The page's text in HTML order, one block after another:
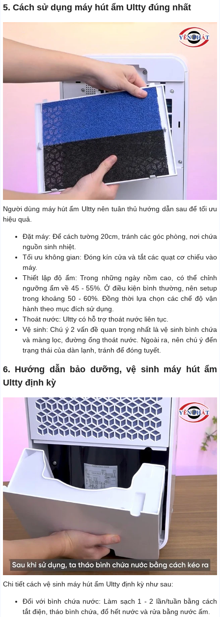
5. Cách sử dụng máy hút ẩm Ultty đúng nhất
Người dùng máy hút ẩm Ultty nên tuân thủ hướng dẫn sau để tối ưu
hiệu quả.
Đặt máy: Để cách tường 20cm, tránh các góc phòng, nơi chứa
nguồn sinh nhiệt.
Tối ưu không gian: Đóng kín cửa và tắt các quạt cơ chiếu vào
máy.
Thiết lập độ ẩm: Trong những ngày nồm cao, có thể chỉnh
ngưỡng ẩm về 45 - 55%. Ở điều kiện bình thường, nên setup
trong khoảng 50 - 60%. Đồng thời lựa chọn các chế độ vận
hành theo mục đích sử dụng.
Thoát nước: Ultty có hỗ trợ thoát nước liên tục.
Vệ sinh: Chú ý 2 vấn đề quan trọng nhất là vệ sinh bình chứa
và màng lọc, đường ống thoát nước. Ngoài ra, nên chú ý đến
trạng thái của dàn lạnh, tránh để đóng tuyết.
6. Hướng dẫn bảo dưỡng, vệ sinh máy hút ẩm
Ultty định kỳ
Chi tiết cách vệ sinh máy hút ẩm Ultty định kỳ như sau:
Đối với bình chứa nước: Làm sạch 1 - 2 lần/tuần bằng cách
tắt điện, tháo bình chứa, đổ hết nước và rửa bằng nước ấm.